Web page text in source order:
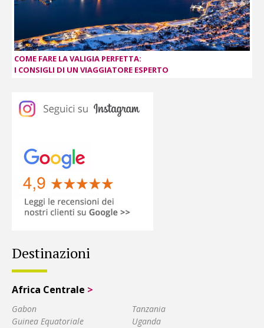
COME FARE LA VALIGIA PERFETTA:
I CONSIGLI DI UN VIAGGIATORE ESPERTO
Destinazioni
Africa Centrale >
Gabon
Guinea Equatoriale
Tanzania
Uganda